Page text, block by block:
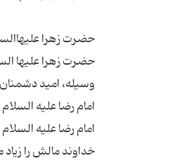
حضرت زهرا علیها
امام رضا علیه